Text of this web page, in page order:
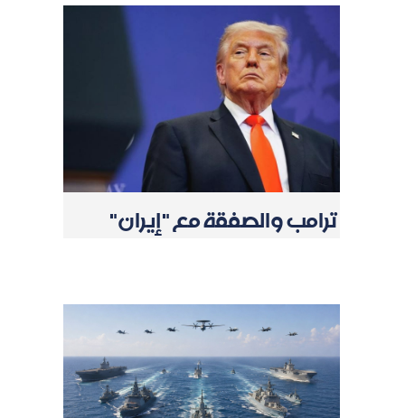
ترامب والصفقة مع "إيران"